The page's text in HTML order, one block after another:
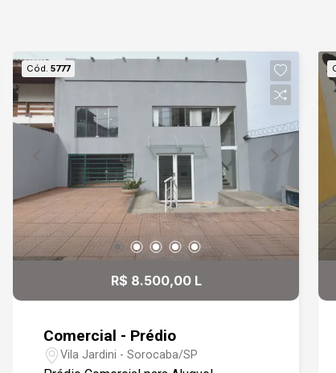
Cód. 5777
R$ 8.500,00 L
Comercial - Prédio
Vila Jardini - Sorocaba/SP